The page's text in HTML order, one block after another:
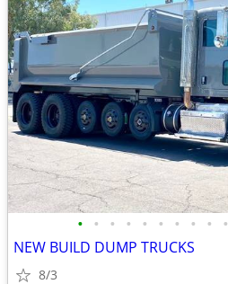
• • • • • • • • • •
NEW BUILD DUMP TRUCKS
8/3